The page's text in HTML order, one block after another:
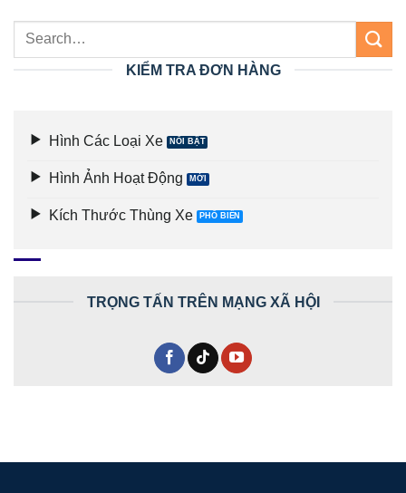
KIỂM TRA ĐƠN HÀNG
Hình Các Loại Xe
Hình Ảnh Hoạt Động
Kích Thước Thùng Xe
TRỌNG TẤN TRÊN MẠNG XÃ HỘI